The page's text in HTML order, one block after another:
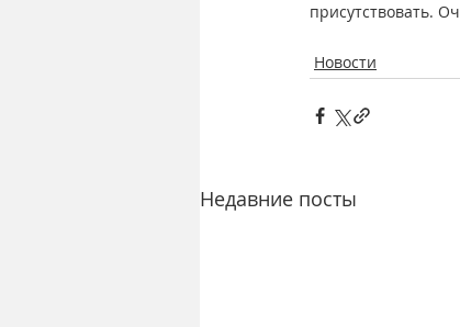
присутствовать.
Новости
Недавние посты